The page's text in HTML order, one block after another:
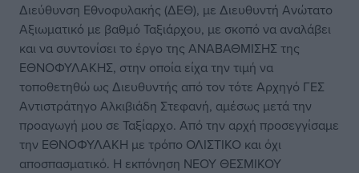
Διεύθυνση Εθνοφυλακής (ΔΕΘ), με Διευθυντή Ανώτατο
Αξιωματικό με βαθμό Ταξιάρχου, με σκοπό να αναλάβει
και να συντονίσει το έργο της ΑΝΑΒΑΘΜΙΣΗΣ της
ΕΘΝΟΦΥΛΑΚΗΣ, στην οποία είχα την τιμή να
τοποθετηθώ ως Διευθυντής από τον τότε Αρχηγό ΓΕΣ
Αντιστράτηγο Αλκιβιάδη Στεφανή, αμέσως μετά την
προαγωγή μου σε Ταξίαρχο. Από την αρχή προσεγγίσαμε
την ΕΘΝΟΦΥΛΑΚΗ με τρόπο ΟΛΙΣΤΙΚΟ και όχι
αποσπασματικό. Η εκπόνηση ΝΕΟΥ ΘΕΣΜΙΚΟΥ